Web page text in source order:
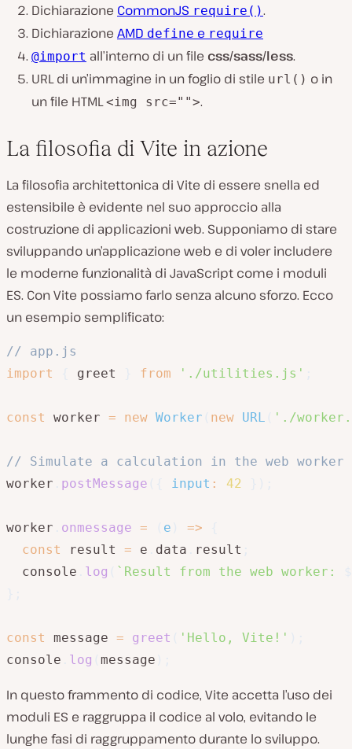
Dichiarazione CommonJS require().
Dichiarazione AMD define e require
@import all’interno di un file css/sass/less.
URL di un’immagine in un foglio di stile url() o in
un file HTML<img src="">.
La filosofia di Vite in azione
La filosofia architettonica di Vite di essere snella ed
estensibile è evidente nel suo approccio alla
costruzione di applicazioni web. Supponiamo di stare
sviluppando un’applicazione web e di voler includere
le moderne funzionalità di JavaScript come i moduli
ES. Con Vite possiamo farlo senza alcuno sforzo. Ecco
un esempio semplificato:
// app.js
import
greet from './utilities.js'
const worker = new Worker new URL './
// Simulate a calculation in the web worker
worker
postMessage input : 42
worker onmessage = e =>
const
result = e data result
  console
log ` Result from the web worker:
const message = greet 'Hello, Vite!'
console
log message
In questo frammento di codice, Vite accetta l’uso dei
moduli ES e raggruppa il codice al volo, evitando le
lunghe fasi di raggruppamento durante lo sviluppo.